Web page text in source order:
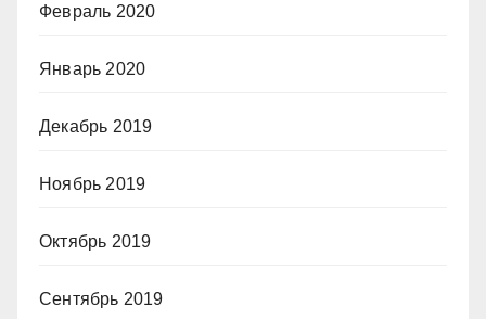
Февраль 2020
Январь 2020
Декабрь 2019
Ноябрь 2019
Октябрь 2019
Сентябрь 2019